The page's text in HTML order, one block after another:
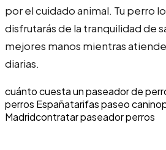
por el cuidado animal. Tu perro
disfrutarás de la tranquilidad de
mejores manos mientras
diarias.
cuánto cuesta un paseador de
perros Españatarifas paseo canino
Madridcontratar paseador perros